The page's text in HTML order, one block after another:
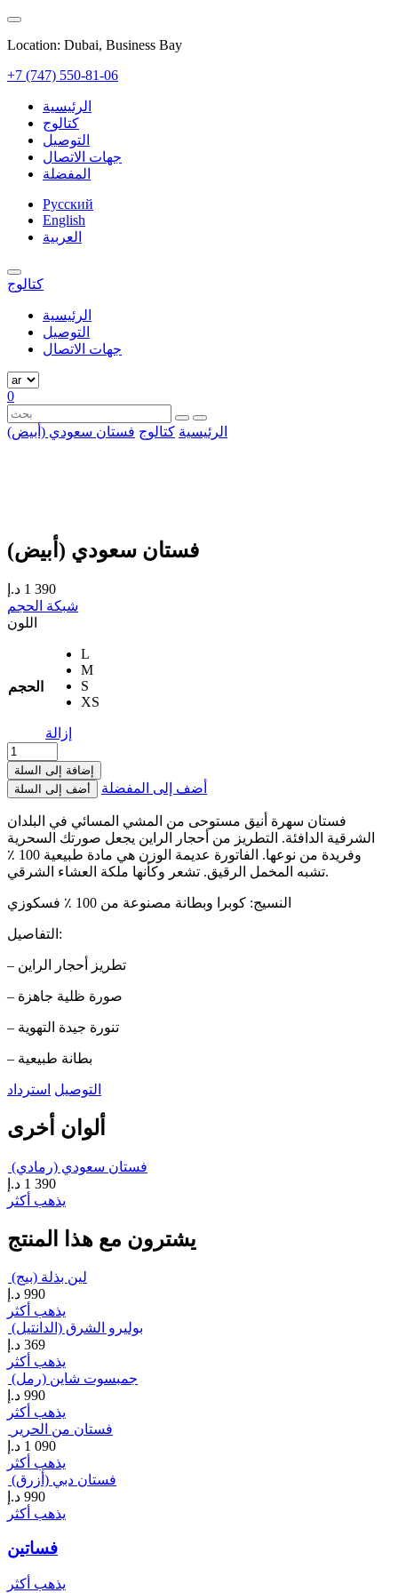
Location: Dubai, Business Bay
+7 (747) 550-81-06
الرئيسية
كتالوج
التوصيل
جهات الاتصال
المفضلة
Русский
English
العربية
كتالوج
الرئيسية
التوصيل
جهات الاتصال
0
الرئيسية كتالوج فستان سعودي (أبيض)
فستان سعودي (أبيض)
1 390 د.إ
شبكة الحجم
اللون
الحجم
L
M
S
XS
إزالة
إضافة إلى السلة
أضف إلى السلة
أضف إلى المفضلة
فستان سهرة أنيق مستوحى من المشي المسائي في البلدان
الشرقية الدافئة. التطريز من أحجار الراين يجعل صورتك السحرية
وفريدة من نوعها. الفاتورة عديمة الوزن هي مادة طبيعية 100 ٪
تشبه المخمل الرقيق. تشعر وكأنها ملكة العشاء الشرقي.
النسيج: كوبرا وبطانة مصنوعة من 100 ٪ فسكوزي
التفاصيل:
– تطريز أحجار الراين
– صورة ظلية جاهزة
– تنورة جيدة التهوية
– بطانة طبيعية
التوصيل استرداد
ألوان أخرى
فستان سعودي (رمادي)
1 390 د.إ
يذهب أكثر
يشترون مع هذا المنتج
لين بذلة (بيج)
990 د.إ
يذهب أكثر
بوليرو الشرق (الدانتيل)
369 د.إ
يذهب أكثر
جمبسوت شاين (رمل)
990 د.إ
يذهب أكثر
فستان من الحرير
1 090 د.إ
يذهب أكثر
فستان دبي (أزرق)
990 د.إ
يذهب أكثر
فساتين
يذهب أكثر